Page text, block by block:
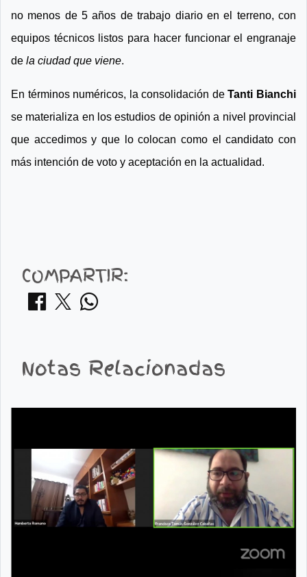
no menos de 5 años de trabajo diario en el terreno, con
equipos técnicos listos para hacer funcionar el engranaje
de la ciudad que viene.
En términos numéricos, la consolidación deTanti Bianchi
se materializa en los estudios de opinión a nivel provincial
que accedimos y que lo colocan como el candidato con
más intención de voto y aceptación en la actualidad.
COMPARTIR:
Notas Relacionadas